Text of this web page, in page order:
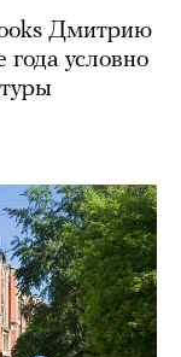
Дмитрию
условно